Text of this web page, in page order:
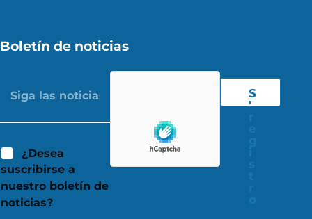
Boletín de noticias
¿Desea
suscribirse a
nuestro boletín de
noticias?
S
'